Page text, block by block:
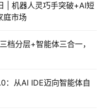
| 机器人灵巧手突破+AI短
庭市场
档分层+智能体三合一，
：从AI IDE迈向智能体自